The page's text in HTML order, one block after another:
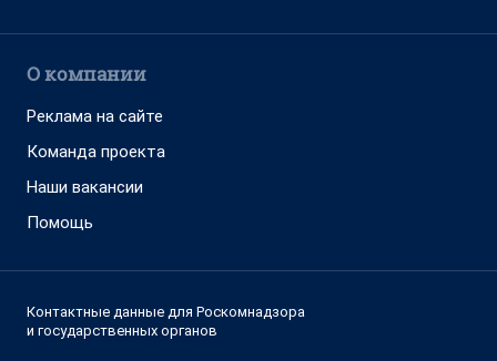
О компании
Реклама на сайте
Команда проекта
Наши вакансии
Помощь
Контактные данные для Роскомнадзора
и государственных органов